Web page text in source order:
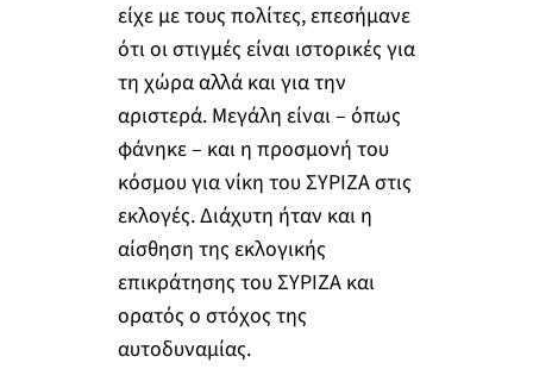
είχε με τους πολίτες, επεσήμανε
ότι οι στιγμές είναι ιστορικές για
τη χώρα αλλά και για την
αριστερά. Μεγάλη είναι – όπως
φάνηκε – και η προσμονή του
κόσμου για νίκη του ΣΥΡΙΖΑ στις
εκλογές. Διάχυτη ήταν και η
αίσθηση της εκλογικής
επικράτησης του ΣΥΡΙΖΑ και
ορατός ο στόχος της
αυτοδυναμίας.